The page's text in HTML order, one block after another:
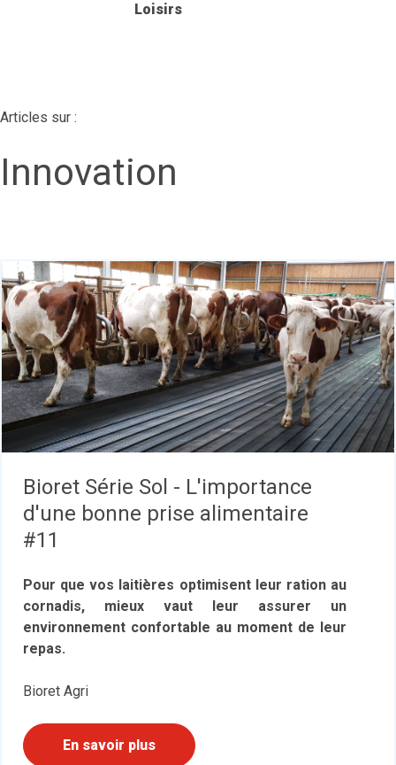
Loisirs
Articles sur :
Innovation
Bioret Série Sol - L'importance
d'une bonne prise alimentaire
#11
Pour que vos laitières optimisent leur ration au
cornadis, mieux vaut leur assurer un
environnement confortable au moment de leur
repas.
Bioret Agri
En savoir plus